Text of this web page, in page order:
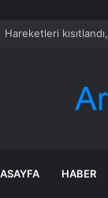
Araç sahiplerine
HABER